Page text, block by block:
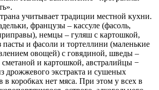
учитывает традиции местной кухни.
французы – кассуле (фасоль,
немцы – гуляш с картошкой,
пасты и фасоли и тортеллини (маленькие
овощей) с говядиной, шведы –
и картошкой, австралийцы −
дрожжевого экстракта и сушеных
коробках нет мяса. При этом у всех в